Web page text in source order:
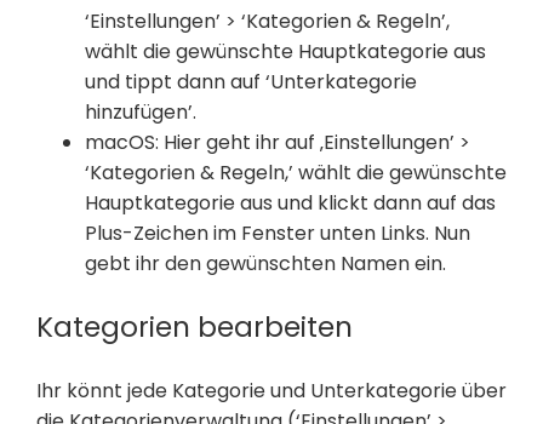
‘Einstellungen’ > ‘Kategorien & Regeln’,
wählt die gewünschte Hauptkategorie aus
und tippt dann auf ‘Unterkategorie
hinzufügen’.
macOS: Hier geht ihr auf ‚Einstellungen’ >
‘Kategorien & Regeln,’ wählt die gewünschte
Hauptkategorie aus und klickt dann auf das
Plus-Zeichen im Fenster unten Links. Nun
gebt ihr den gewünschten Namen ein.
Kategorien bearbeiten
Ihr könnt jede Kategorie und Unterkategorie über